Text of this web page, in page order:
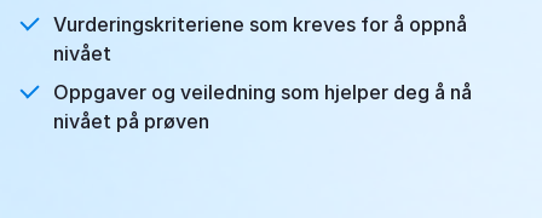
Vurderingskriteriene som kreves for å oppnå
nivået
Oppgaver og veiledning som hjelper deg å nå
nivået på prøven